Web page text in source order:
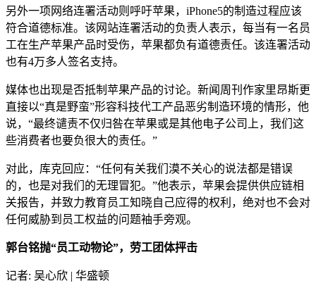
另外一项网络连署活动则呼吁苹果，iPhone5的制造过程应该
符合道德标准。该网站连署活动的负责人表示，每当有一名员
工在生产苹果产品时受伤，苹果都负有道德责任。该连署活动
也有4万多人签名支持。
媒体也出现是否抵制苹果产品的讨论。新闻周刊作家里昂斯更
直接以“真是野蛮”形容科技代工产品恶劣制造环境的情形，他
说，“最终谴责不仅归咎在苹果或是其他电子公司上，我们这
些消费者也要负很大的责任。”
对此，库克回应：“任何有关我们漠不关心的说法都是错误
的，也是对我们的无理冒犯。”他表示，苹果会提供供应链相
关报告，并致力教育员工知晓自己应得的权利，绝对也不会对
任何威胁到员工权益的问题袖手旁观。
郭台铭抛“员工动物论”，劳工团体抨击
记者: 吴心欣 | 华盛顿